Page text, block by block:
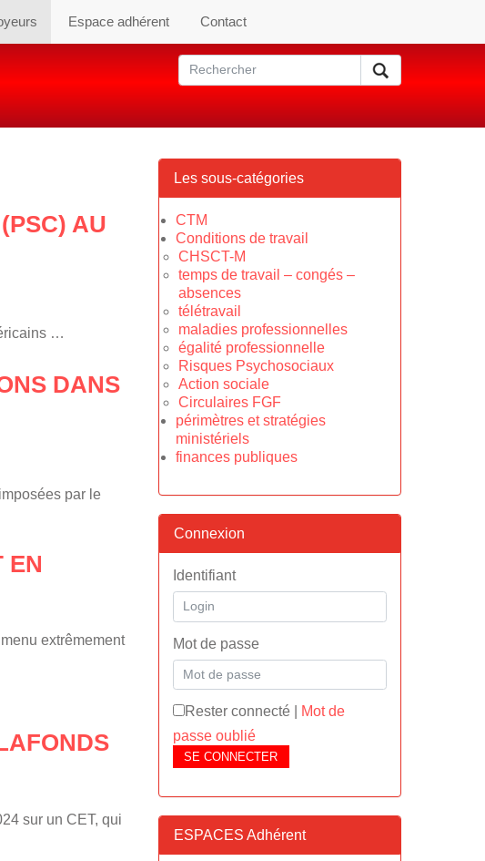
Espace adhérent Contact
AU
…
DANS
par le
EN
extrêmement
sur un CET, qui
Les sous-catégories
CTM
Conditions de travail
CHSCT-M
temps de travail – congés –
absences
télétravail
maladies professionnelles
égalité professionnelle
Risques Psychosociaux
Action sociale
Circulaires FGF
périmètres et stratégies
ministériels
finances publiques
Connexion
Identifiant
Mot de passe
Rester connecté|
Mot de
passe oublié
SE CONNECTER
ESPACES Adhérent